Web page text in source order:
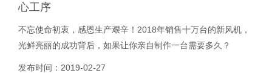
心工序
不忘使命初衷，感恩生产艰辛！2018年销售十万台的新风机，
光鲜亮丽的成功背后，如果让你亲自制作一台需要多久？
发布时间：2019-02-27